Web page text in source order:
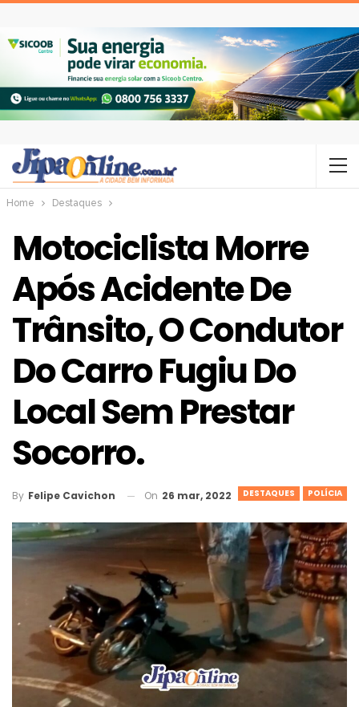
Home Destaques
Motociclista Morre
Após Acidente De
Trânsito, O Condutor
Do Carro Fugiu Do
Local Sem Prestar
Socorro.
DESTAQUES POLÍCIA
By Felipe Cavichon On 26 mar, 2022